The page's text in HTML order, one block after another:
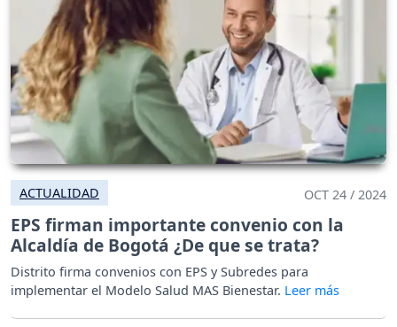
ACTUALIDAD OCT 24 / 2024
EPS firman importante convenio con la
Alcaldía de Bogotá ¿De que se trata?
Distrito firma convenios con EPS y Subredes para
implementar el Modelo Salud MAS Bienestar.